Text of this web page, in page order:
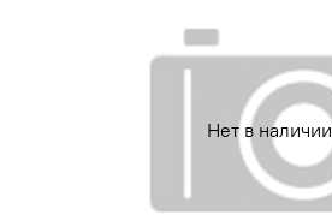
Нет в наличии